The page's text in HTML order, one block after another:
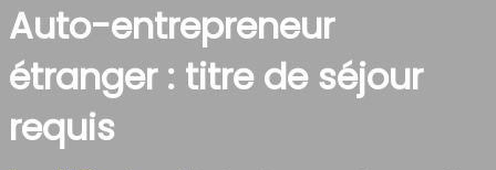
Auto-entrepreneur
étranger : titre de séjour
requis